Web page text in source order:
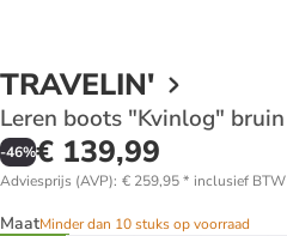
TRAVELIN'
Leren boots "Kvinlog" bruin
-46%€ 139,99
Adviesprijs (AVP): € 259,95* inclusief BTW
MaatMinder dan 10 stuks op voorraad